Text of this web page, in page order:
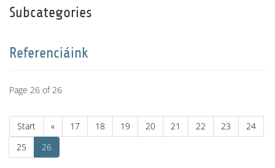
Subcategories
Referenciáink
Page 26 of 26
Start « 17 18 19 20 21 22 23
24
25
26